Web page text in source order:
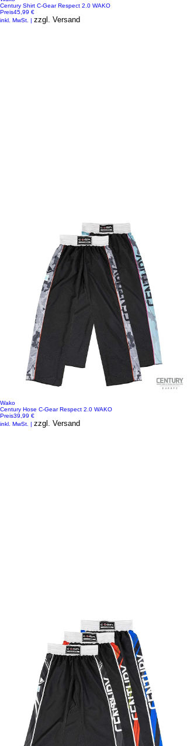
Century Shirt C-Gear Respect 2.0 WAKO
Preis45,99 €
inkl. MwSt. | zzgl. Versand
Wako
Century Hose C-Gear Respect 2.0 WAKO
Preis39,99 €
inkl. MwSt. | zzgl. Versand